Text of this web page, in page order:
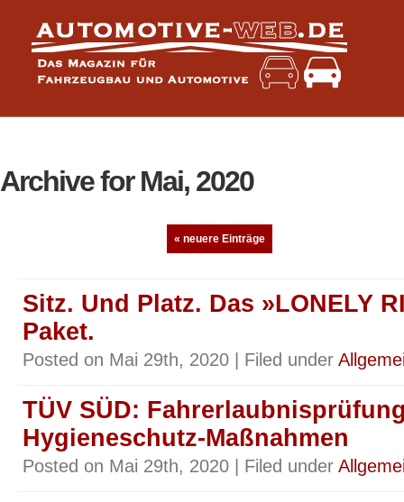
Archive for Mai, 2020
« neuere Einträge
Sitz. Und Platz. Das »LONELY
Paket.
Posted on Mai 29th, 2020 | Filed under
TÜV SÜD:
Hygieneschutz-Maßnahmen
Posted on Mai 29th, 2020 | Filed under